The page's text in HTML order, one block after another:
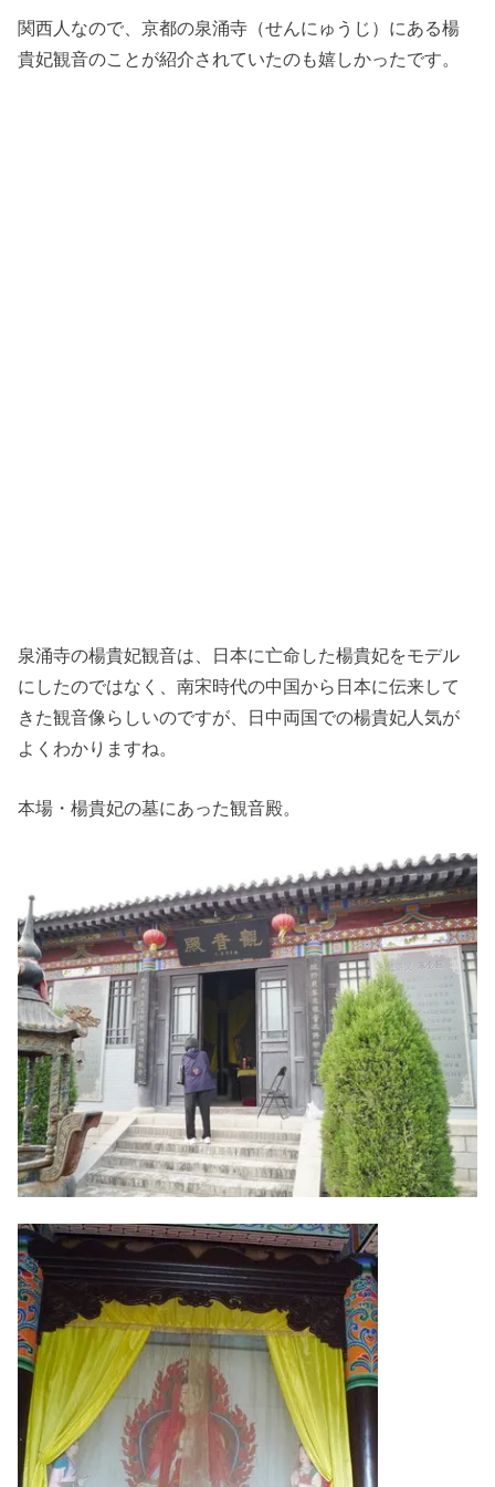
関西人なので、京都の泉涌寺（せんにゅうじ）にある楊
貴妃観音のことが紹介されていたのも嬉しかったです。
泉涌寺の楊貴妃観音は、日本に亡命した楊貴妃をモデル
にしたのではなく、南宋時代の中国から日本に伝来して
きた観音像らしいのですが、日中両国での楊貴妃人気が
よくわかりますね。
本場・楊貴妃の墓にあった観音殿。